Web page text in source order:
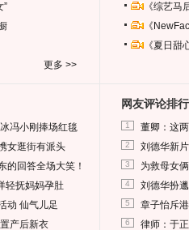
”
更多 >>
《综艺
《
《夏日
冯小刚捧场红毯
女逛街有派头
的回答全场大笑！
轻抚妈妈孕肚
动 仙气儿足
产后新衣
网友评论排行
1 董卿：这
2 刘德华新
3 为救母女
4 刘德华扮
5 章子怡斥
6 律师：于